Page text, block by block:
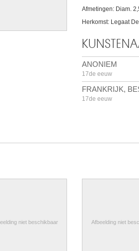
Afmetingen: Diam.
Herkomst: Legaat
ANONIEM
17de eeuw
FRANKRIJK,
17de eeuw
niet beschikbaar Afbeelding niet